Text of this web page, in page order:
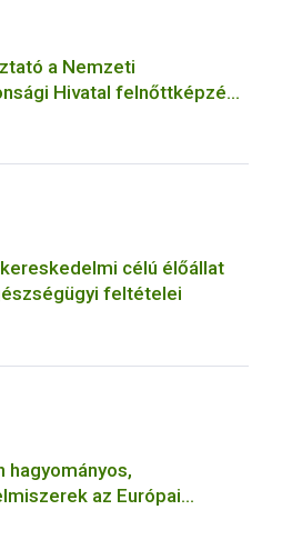
a Nemzeti
Hivatal felnőttképzési
adatkezeléséhez
célú élőállat
feltételei
hagyományos,
az Európai